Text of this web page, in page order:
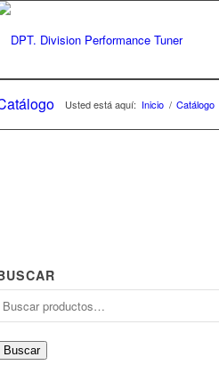
Usted está aquí: Inicio / Catálogo
Buscar